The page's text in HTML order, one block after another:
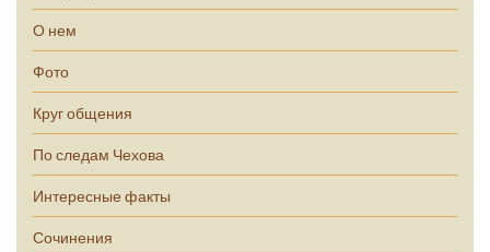
О нем
Фото
Круг общения
По следам Чехова
Интересные факты
Сочинения